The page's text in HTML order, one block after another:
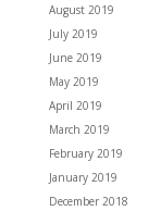
August 2019
July 2019
June 2019
May 2019
April 2019
March 2019
February 2019
January 2019
December 2018